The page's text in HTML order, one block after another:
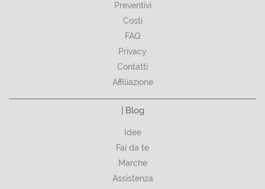
Preventivi
Costi
FAQ
Privacy
Contatti
Affiliazione
| Blog
Idee
Fai da te
Marche
Assistenza